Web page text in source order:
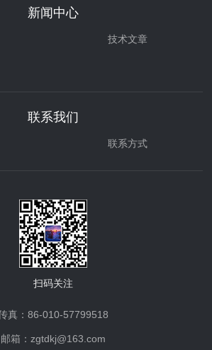
新闻中心
技术文章
联系我们
联系方式
扫码关注
真：86-010-57799518
邮箱：zgtdkj@163.com